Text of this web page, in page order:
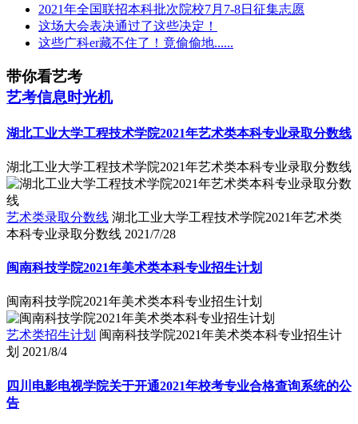
2021年全国联招本科批次院校7月7-8日征集志愿
这场大会表决通过了这些决定！
这些广科er藏不住了！竟偷偷地......
带你看艺考
艺考信息时光机
湖北工业大学工程技术学院2021年艺术类本科专业录取分数线
湖北工业大学工程技术学院2021年艺术类本科专业录取分数线
艺术类录取分数线 湖北工业大学工程技术学院2021年艺术类
本科专业录取分数线 2021/7/28
闽南科技学院2021年美术类本科专业招生计划
闽南科技学院2021年美术类本科专业招生计划
艺术类招生计划 闽南科技学院2021年美术类本科专业招生计
划 2021/8/4
四川电影电视学院关于开通2021年校考专业合格查询系统的公
告